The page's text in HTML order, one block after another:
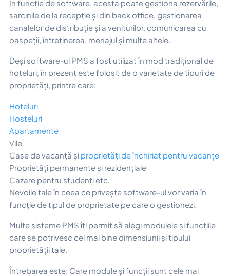
În funcție de software, acesta poate gestiona rezervările,
sarcinile de la recepție și din back office, gestionarea
canalelor de distribuție și a veniturilor, comunicarea cu
oaspeții, întreținerea, menajul și multe altele.
Deși software-ul PMS a fost utilizat în mod tradițional de
hoteluri, în prezent este folosit de o varietate de tipuri de
proprietăți, printre care:
Hoteluri
Hosteluri
Apartamente
Vile
Case de vacanță și proprietăți de închiriat pentru vacanțe
Proprietăți permanente și rezidențiale
Cazare pentru studenți etc.
Nevoile tale în ceea ce privește software-ul vor varia în
funcție de tipul de proprietate pe care o gestionezi.
Multe sisteme PMS îți permit să alegi modulele și funcțiile
care se potrivesc cel mai bine dimensiunii și tipului
proprietății tale.
Întrebarea este: Care module și funcții sunt cele mai